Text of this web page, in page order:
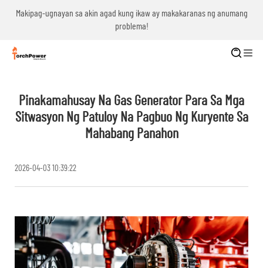
Makipag-ugnayan sa akin agad kung ikaw ay makakaranas ng anumang
problema!
Pinakamahusay Na Gas Generator Para Sa Mga
Sitwasyon Ng Patuloy Na Pagbuo Ng Kuryente Sa
Mahabang Panahon
2026-04-03 10:39:22